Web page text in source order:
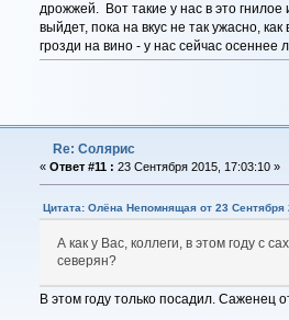
дрожжей. Вот такие у нас в это
выйдет, пока на вкус не так ужасно,
грозди на вино - у нас сейчас осеннее
Re: Солярис
« Ответ #11 : 23 Сентября 2015, 17:03:10 »
Цитата: Олёна Непомнящая от 23 Сентября
А как у Вас, коллеги, в этом году с
северян?
В этом году только посадил. Саженец